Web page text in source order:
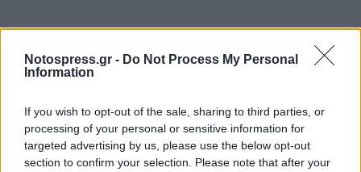
Notospress.gr - Do Not Process My Personal
Information
If you wish to opt-out of the sale, sharing to third parties, or
processing of your personal or sensitive information for
targeted advertising by us, please use the below opt-out
section to confirm your selection. Please note that after your
Σχετικά Άρθρα